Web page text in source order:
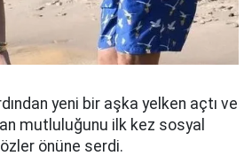
yeni bir aşka yelken açtı ve
mutluluğunu ilk kez sosyal
önüne serdi.